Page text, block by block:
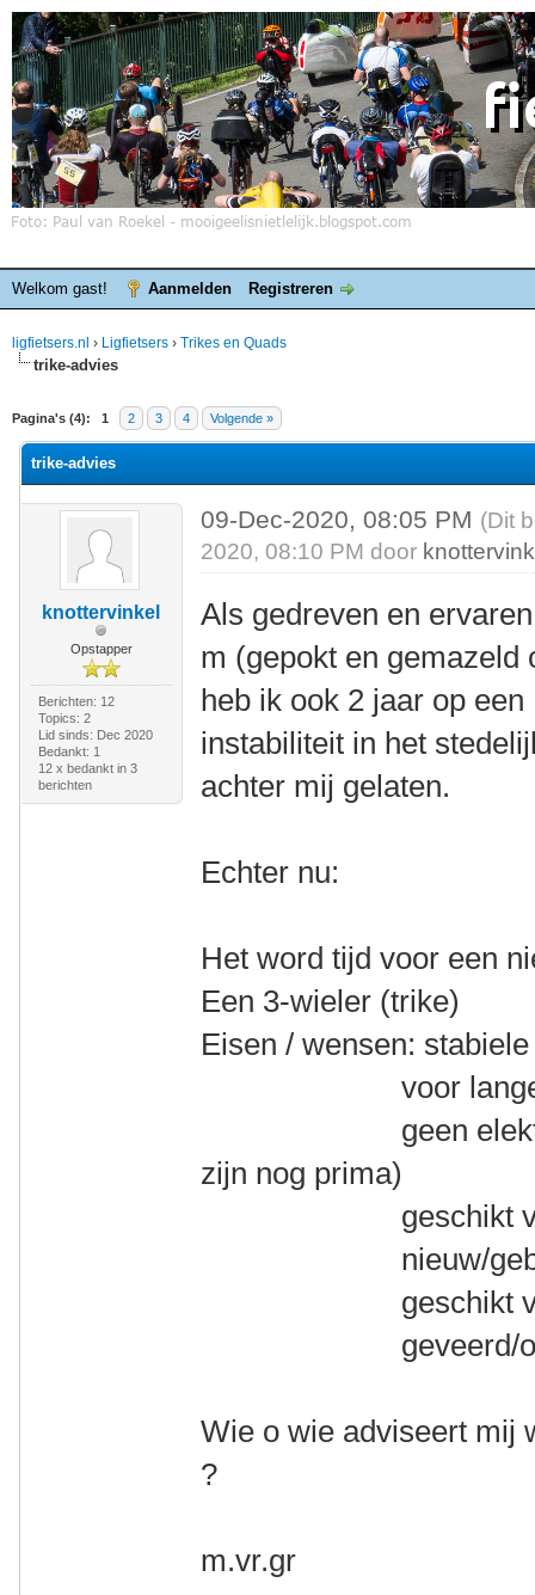
Welkom gast! Aanmelden Registreren
ligfietsers.nl › Ligfietsers › Trikes en Quads
trike-advies
Pagina's (4): 1 2 3 4 Volgende »
waardering is 0
trike-advies
knottervinkel
Opstapper
Berichten: 12
Topics: 2
Lid sinds: Dec 2020
Bedankt: 1
12 x bedankt in 3
berichten
09-Dec-2020, 08:05 PM (Dit
2020, 08:10 PM door
Als gedreven en
m (gepokt en gemazeld
heb ik ook 2 jaar op
instabiliteit in het
achter mij gelaten.
Echter nu:
Het word tijd voor een
Een 3-wieler (trike)
Eisen / wensen:
voor lange
geen elektrische
zijn nog prima)
geschikt voor
nieuw/gebruikt
geschikt voor
geveerd/
Wie o wie adviseert mij
?
m.vr.gr